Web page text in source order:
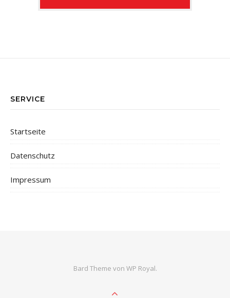
SERVICE
Startseite
Datenschutz
Impressum
Bard Theme von WP Royal.